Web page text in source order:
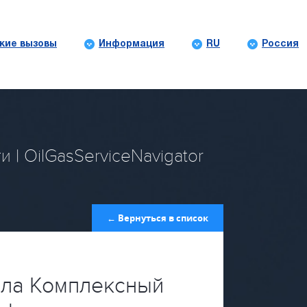
вызовы Информация RU Россия
| OilGasServiceNavigator
← Вернуться в список
Комплексный